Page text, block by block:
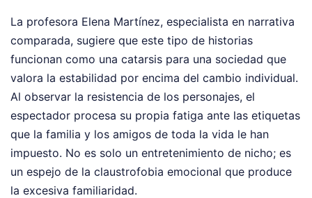
La profesora Elena Martínez, especialista en narrativa
comparada, sugiere que este tipo de historias
funcionan como una catarsis para una sociedad que
valora la estabilidad por encima del cambio individual.
Al observar la resistencia de los personajes, el
espectador procesa su propia fatiga ante las etiquetas
que la familia y los amigos de toda la vida le han
impuesto. No es solo un entretenimiento de nicho; es
un espejo de la claustrofobia emocional que produce
la excesiva familiaridad.